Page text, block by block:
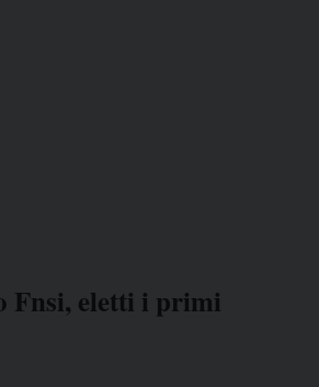
Fnsi, eletti i primi